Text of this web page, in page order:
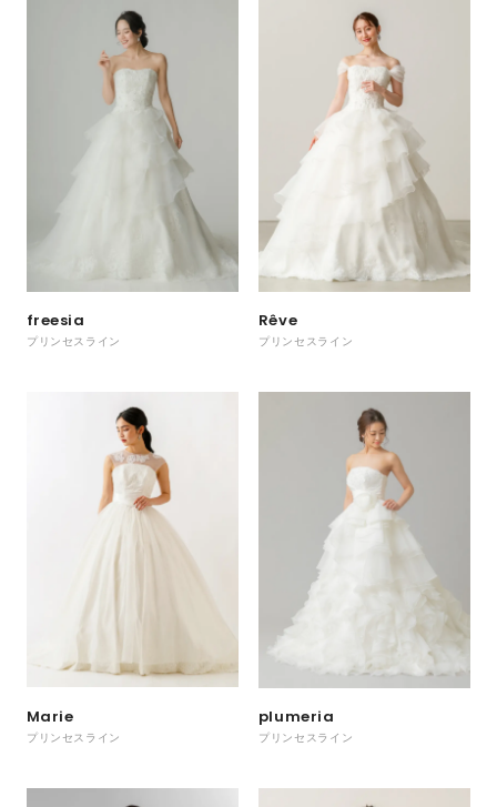
freesia
プリンセスライン
Rêve
プリンセスライン
Marie
プリンセスライン
plumeria
プリンセスライン